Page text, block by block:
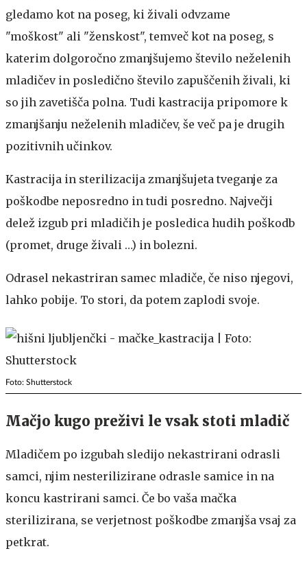
gledamo kot na poseg, ki živali odvzame
"moškost" ali "ženskost", temveč kot na poseg, s
katerim dolgoročno zmanjšujemo število neželenih
mladičev in posledično število zapuščenih živali, ki
so jih zavetišča polna. Tudi kastracija pripomore k
zmanjšanju neželenih mladičev, še več pa je drugih
pozitivnih učinkov.
Kastracija in sterilizacija zmanjšujeta tveganje za
poškodbe neposredno in tudi posredno. Največji
delež izgub pri mladičih je posledica hudih poškodb
(promet, druge živali …) in bolezni.
Odrasel nekastriran samec mladiče, če niso njegovi,
lahko pobije. To stori, da potem zaplodi svoje.
Foto: Shutterstock
Mačjo kugo preživi le vsak stoti mladič
Mladičem po izgubah sledijo nekastrirani odrasli
samci, njim nesterilizirane odrasle samice in na
koncu kastrirani samci. Če bo vaša mačka
sterilizirana, se verjetnost poškodbe zmanjša vsaj za
petkrat.